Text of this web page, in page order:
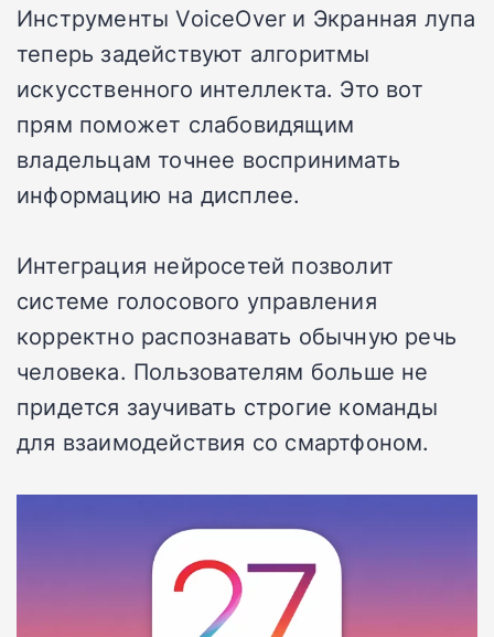
Инструменты VoiceOver и Экранная лупа
теперь задействуют алгоритмы
искусственного интеллекта. Это вот
прям поможет слабовидящим
владельцам точнее воспринимать
информацию на дисплее.
Интеграция нейросетей позволит
системе голосового управления
корректно распознавать обычную речь
человека. Пользователям больше не
придется заучивать строгие команды
для взаимодействия со смартфоном.